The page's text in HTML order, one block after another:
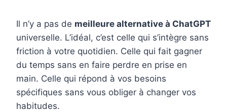
Il n’y a pas de meilleure alternative à ChatGPT
universelle. L’idéal, c’est celle qui s’intègre sans
friction à votre quotidien. Celle qui fait gagner
du temps sans en faire perdre en prise en
main. Celle qui répond à vos besoins
spécifiques sans vous obliger à changer vos
habitudes.